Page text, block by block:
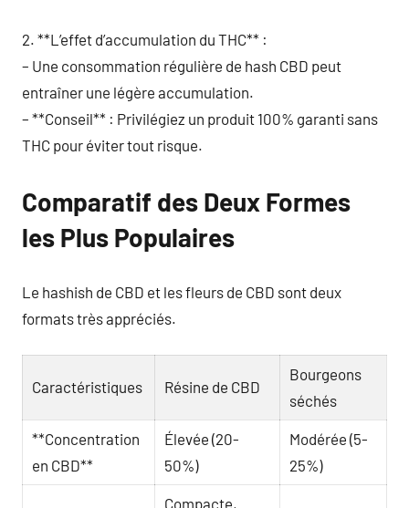
2. **L’effet d’accumulation du THC** :
– Une consommation régulière de hash CBD peut
entraîner une légère accumulation.
– **Conseil** : Privilégiez un produit 100% garanti sans
THC pour éviter tout risque.
Comparatif des Deux Formes
les Plus Populaires
Le hashish de CBD et les fleurs de CBD sont deux
formats très appréciés.
Caractéristiques Résine de CBD
Bourgeons
séchés
**Concentration
en CBD**
Élevée (20-
50%)
Modérée (5-
25%)
Compacte,